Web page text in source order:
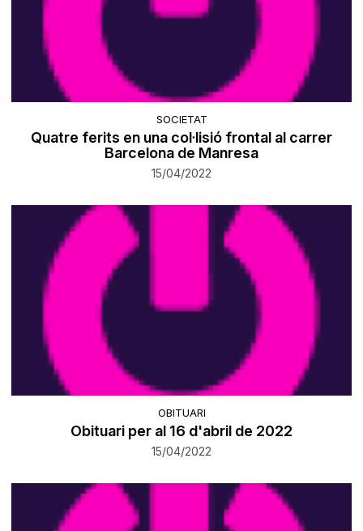
SOCIETAT
Quatre ferits en una col·lisió frontal al carrer
Barcelona de Manresa
15/04/2022
OBITUARI
Obituari per al 16 d'abril de 2022
15/04/2022